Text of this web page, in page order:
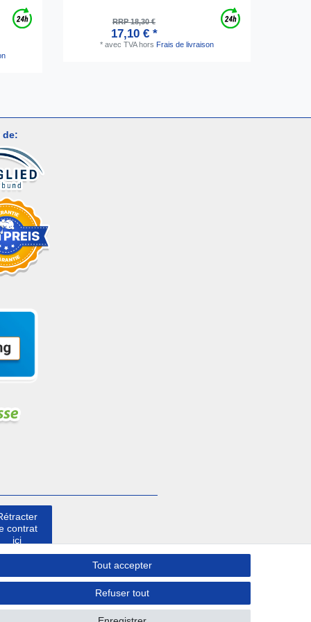
RRP 18,30 €
17,10 € *
* avec TVAhors Frais de livraison
de:
Tout accepter
Refuser tout
contrat
ici